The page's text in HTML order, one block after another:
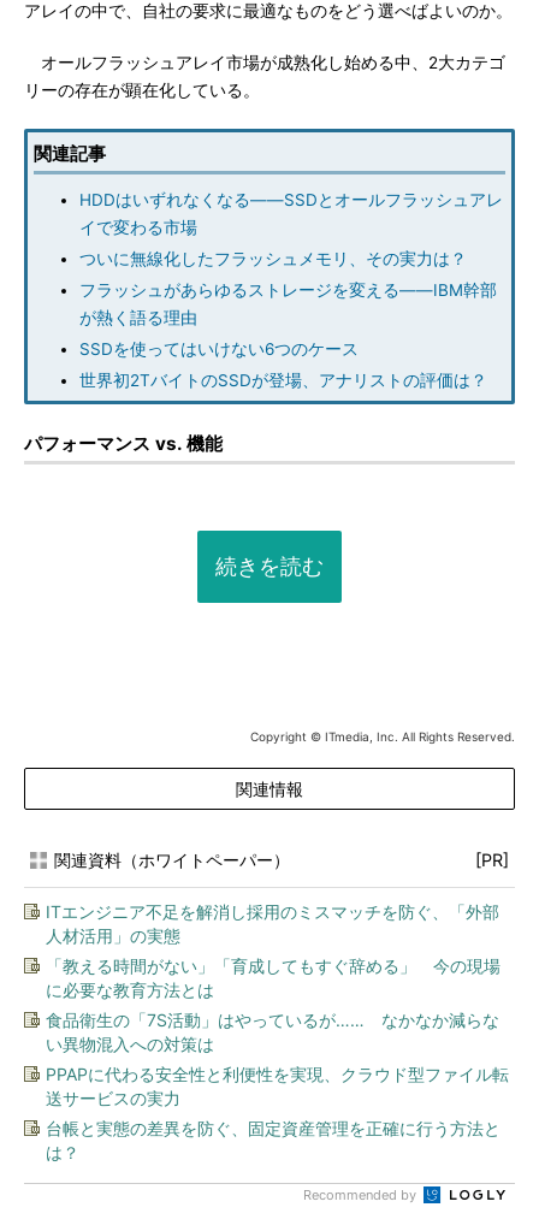
アレイの中で、自社の要求に最適なものをどう選べばよいのか。
オールフラッシュアレイ市場が成熟化し始める中、2大カテゴ
リーの存在が顕在化している。
関連記事
HDDはいずれなくなる――SSDとオールフラッシュアレ
イで変わる市場
ついに無線化したフラッシュメモリ、その実力は？
フラッシュがあらゆるストレージを変える――IBM幹部
が熱く語る理由
SSDを使ってはいけない6つのケース
世界初2TバイトのSSDが登場、アナリストの評価は？
パフォーマンス vs. 機能
続きを読む
Copyright © ITmedia, Inc. All Rights Reserved.
関連情報
関連資料（ホワイトペーパー） [PR]
ITエンジニア不足を解消し採用のミスマッチを防ぐ、「外部
人材活用」の実態
「教える時間がない」「育成してもすぐ辞める」 今の現場
に必要な教育方法とは
食品衛生の「7S活動」はやっているが…… なかなか減らな
い異物混入への対策は
PPAPに代わる安全性と利便性を実現、クラウド型ファイル転
送サービスの実力
台帳と実態の差異を防ぐ、固定資産管理を正確に行う方法と
は？
Recommended by